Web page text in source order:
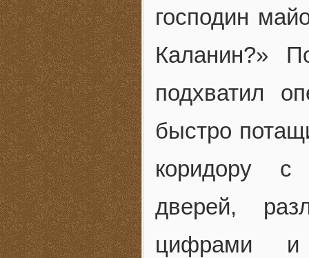
господин
Каланин?»
подхватил
быстро
коридору с
дверей,
цифрами и